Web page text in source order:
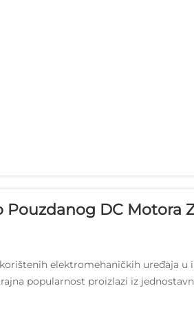
DC Motora
elektromehaničkih uređaja u
popularnost proizlazi iz
rezultate koje...